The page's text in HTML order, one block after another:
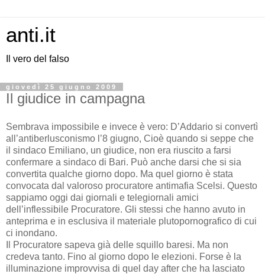
anti.it
Il vero del falso
giovedì 25 giugno 2009
Il giudice in campagna
Sembrava impossibile e invece è vero: D’Addario si convertì
all’antiberlusconismo l’8 giugno, Cioè quando si seppe che
il sindaco Emiliano, un giudice, non era riuscito a farsi
confermare a sindaco di Bari. Può anche darsi che si sia
convertita qualche giorno dopo. Ma quel giorno è stata
convocata dal valoroso procuratore antimafia Scelsi. Questo
sappiamo oggi dai giornali e telegiornali amici
dell’inflessibile Procuratore. Gli stessi che hanno avuto in
anteprima e in esclusiva il materiale plutopornografico di cui
ci inondano.
Il Procuratore sapeva già delle squillo baresi. Ma non
credeva tanto. Fino al giorno dopo le elezioni. Forse è la
illuminazione improvvisa di quel day after che ha lasciato